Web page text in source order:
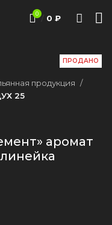
0 / 0 ₽
ПРОДАНО
продукция
25
аромат